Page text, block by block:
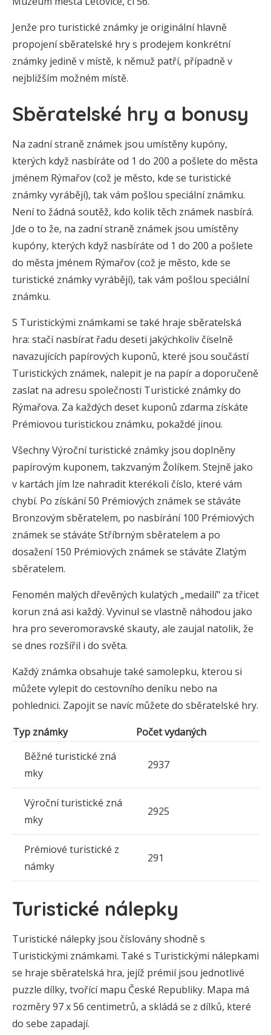
Jenže pro turistické známky je originální hlavně
propojení sběratelské hry s prodejem konkrétní
známky jedině v místě, k němuž patří, případně v
nejbližším možném místě.
Sběratelské hry a bonusy
Na zadní straně známek jsou umístěny kupóny,
kterých když nasbíráte od 1 do 200 a pošlete do města
jménem Rýmařov (což je město, kde se turistické
známky vyrábějí), tak vám pošlou speciální známku.
Není to žádná soutěž, kdo kolik těch známek nasbírá.
Jde o to že, na zadní straně známek jsou umístěny
kupóny, kterých když nasbíráte od 1 do 200 a pošlete
do města jménem Rýmařov (což je město, kde se
turistické známky vyrábějí), tak vám pošlou speciální
známku.
S Turistickými známkami se také hraje sběratelská
hra: stačí nasbírat řadu deseti jakýchkoliv číselně
navazujících papírových kuponů, které jsou součástí
Turistických známek, nalepit je na papír a doporučeně
zaslat na adresu společnosti Turistické známky do
Rýmařova. Za každých deset kuponů zdarma získáte
Prémiovou turistickou známku, pokaždé jinou.
Všechny Výroční turistické známky jsou doplněny
papírovým kuponem, takzvaným Žolíkem. Stejně jako
v kartách jím lze nahradit kterékoli číslo, které vám
chybí. Po získání 50 Prémiových známek se stáváte
Bronzovým sběratelem, po nasbírání 100 Prémiových
známek se stáváte Stříbrným sběratelem a po
dosažení 150 Prémiových známek se stáváte Zlatým
sběratelem.
Fenomén malých dřevěných kulatých „medailí" za třicet
korun zná asi každý. Vyvinul se vlastně náhodou jako
hra pro severomoravské skauty, ale zaujal natolik, že
se dnes rozšířil i do světa.
Každý známka obsahuje také samolepku, kterou si
můžete vylepit do cestovního deníku nebo na
pohlednici. Zapojit se navíc můžete do sběratelské hry.
Typ známky
Počet vydaných
Běžné turistické zná
mky
2937
Výroční turistické zná
mky
2925
Prémiové turistické z
námky
291
Turistické nálepky
Turistické nálepky jsou číslovány shodně s
Turistickými známkami. Také s Turistickými nálepkami
se hraje sběratelská hra, jejíž prémií jsou jednotlivé
puzzle dílky, tvořící mapu České Republiky. Mapa má
rozměry 97 x 56 centimetrů, a skládá se z dílků, které
do sebe zapadají.